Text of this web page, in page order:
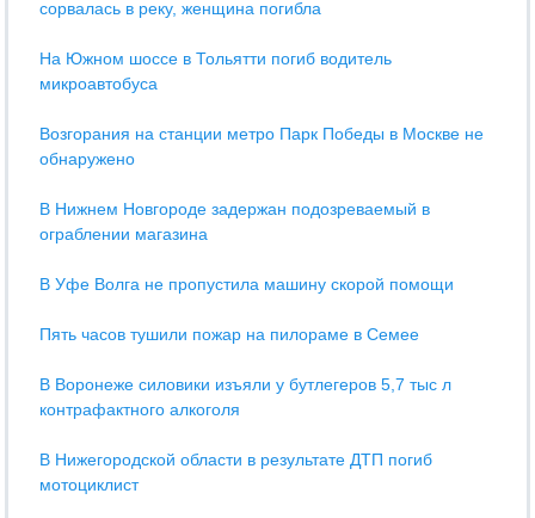
сорвалась в реку, женщина погибла
На Южном шоссе в Тольятти погиб водитель
микроавтобуса
Возгорания на станции метро Парк Победы в Москве не
обнаружено
В Нижнем Новгороде задержан подозреваемый в
ограблении магазина
В Уфе Волга не пропустила машину скорой помощи
Пять часов тушили пожар на пилораме в Семее
В Воронеже силовики изъяли у бутлегеров 5,7 тыс л
контрафактного алкоголя
В Нижегородской области в результате ДТП погиб
мотоциклист